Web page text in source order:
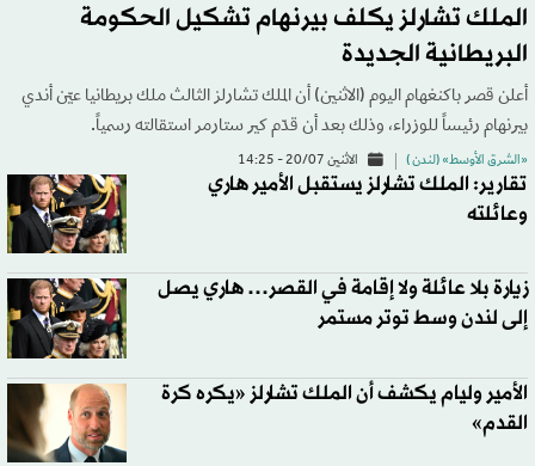
الملك تشارلز يكلف بيرنهام تشكيل الحكومة
البريطانية الجديدة
أعلن قصر باكنغهام اليوم (الاثنين) أن الملك تشارلز الثالث ملك بريطانيا عيّن أندي
بيرنهام رئيساً للوزراء، وذلك بعد أن قدّم كير ستارمر استقالته رسمياً.
«الشرق الأوسط» (لندن ) الاثنين 20/07 - 14:25
تقارير: الملك تشارلز يستقبل الأمير هاري
وعائلته
زيارة بلا عائلة ولا إقامة في القصر… هاري يصل
إلى لندن وسط توتر مستمر
الأمير وليام يكشف أن الملك تشارلز «يكره كرة
القدم»